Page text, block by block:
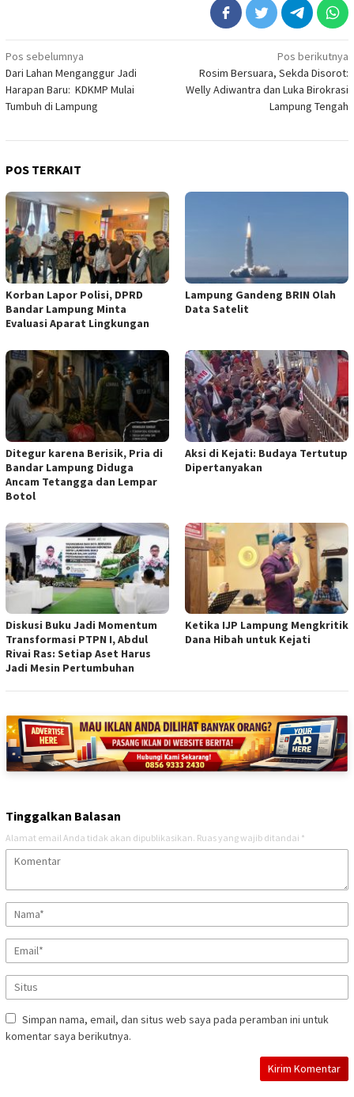
Navigasi
pos
Pos sebelumnya
Dari Lahan Menganggur Jadi
Harapan Baru: KDKMP Mulai
Tumbuh di Lampung
Pos berikutnya
Rosim Bersuara, Sekda Disorot:
Welly Adiwantra dan Luka Birokrasi
Lampung Tengah
POS TERKAIT
Korban Lapor Polisi, DPRD
Bandar Lampung Minta
Evaluasi Aparat Lingkungan
Lampung Gandeng BRIN Olah
Data Satelit
Ditegur karena Berisik, Pria di
Bandar Lampung Diduga
Ancam Tetangga dan Lempar
Botol
Aksi di Kejati: Budaya Tertutup
Dipertanyakan
Diskusi Buku Jadi Momentum
Transformasi PTPN I, Abdul
Rivai Ras: Setiap Aset Harus
Jadi Mesin Pertumbuhan
Ketika IJP Lampung Mengkritik
Dana Hibah untuk Kejati
Tinggalkan Balasan
Alamat email Anda tidak akan dipublikasikan. Ruas yang wajib ditandai *
Simpan nama, email, dan situs web saya pada peramban ini untuk
komentar saya berikutnya.